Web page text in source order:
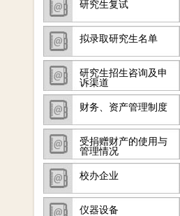
研究生复试
拟录取研究生名单
研究生招生咨询及申
诉渠道
财务、资产管理制度
受捐赠财产的使用与
管理情况
校办企业
仪器设备